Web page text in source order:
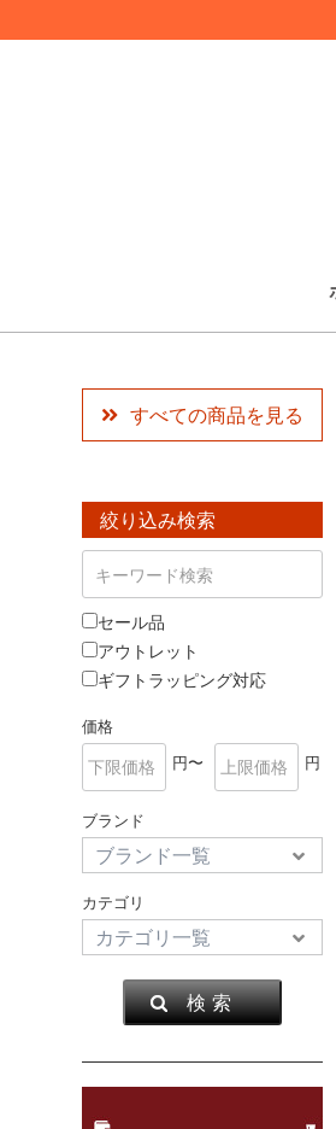
すべての商品を見る
絞り込み検索
セール品
アウトレット
ギフトラッピング対応
価格
円〜
円
ブランド
カテゴリ
検 索